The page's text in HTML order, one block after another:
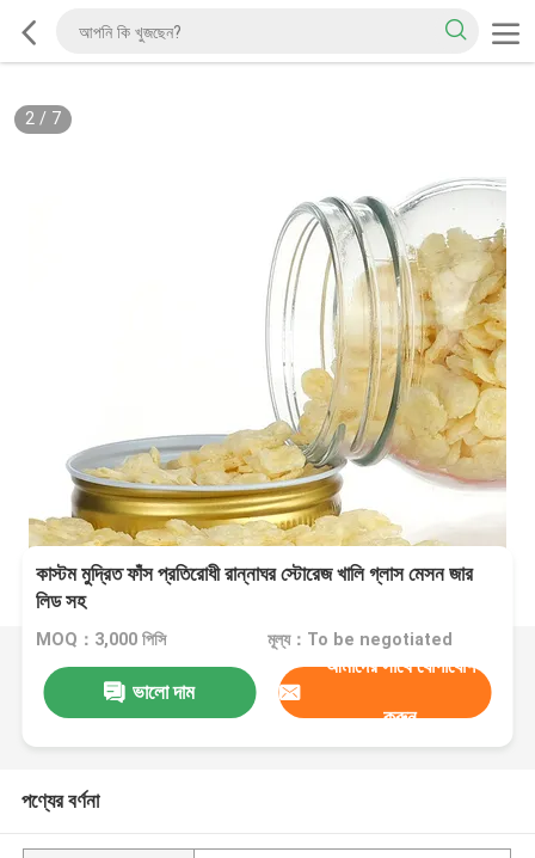
2/ 7
কাস্টম মুদ্রিত ফাঁস প্রতিরোধী রান্নাঘর স্টোরেজ খালি গ্লাস মেসন জার
লিড সহ
MOQ：3,000 পিসি মূল্য：To be negotiated
ভালো দাম
আমাদের সাথে যোগাযোগ
করুন
পণ্যের বর্ণনা